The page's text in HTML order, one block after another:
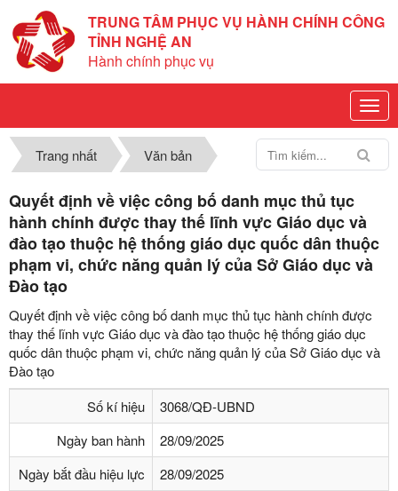
TRUNG TÂM PHỤC VỤ HÀNH CHÍNH CÔNG
TỈNH NGHỆ AN
Hành chính phục vụ
Trang nhất Văn bản
Quyết định về việc công bố danh mục thủ tục
hành chính được thay thế lĩnh vực Giáo dục và
đào tạo thuộc hệ thống giáo dục quốc dân thuộc
phạm vi, chức năng quản lý của Sở Giáo dục và
Đào tạo
Quyết định về việc công bố danh mục thủ tục hành chính được
thay thế lĩnh vực Giáo dục và đào tạo thuộc hệ thống giáo dục
quốc dân thuộc phạm vi, chức năng quản lý của Sở Giáo dục và
Đào tạo
Số kí hiệu
3068/QĐ-UBND
Ngày ban hành
28/09/2025
Ngày bắt đầu hiệu lực
28/09/2025